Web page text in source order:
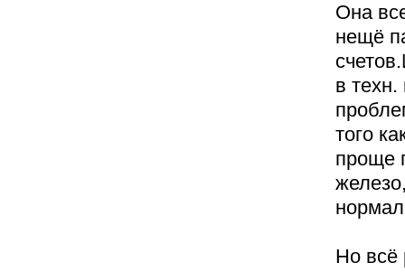
Она
нещё
в
того
проще
Но всё